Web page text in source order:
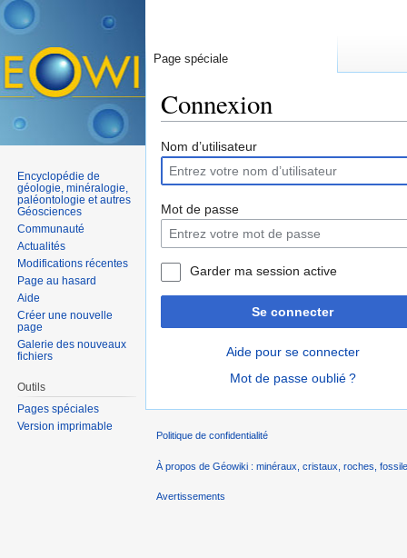
Connexion
Nom d’utilisateur
Mot de passe
Garder ma session active
Se connecter
Aide pour se connecter
Mot de passe oublié ?
Page spéciale
Encyclopédie de
géologie, minéralogie,
paléontologie et autres
Géosciences
Communauté
Actualités
Modifications récentes
Page au hasard
Aide
Créer une nouvelle
page
Galerie des nouveaux
fichiers
Outils
Pages spéciales
Version imprimable
Politique de confidentialité
À propos de Géowiki : minéraux, cristaux, roches,
Avertissements